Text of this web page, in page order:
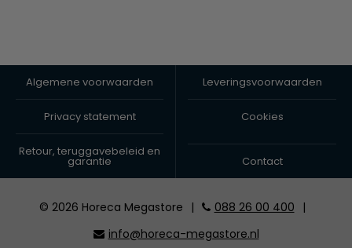
Algemene voorwaarden Leveringsvoorwaarden
Privacy statement Cookies
Retour, teruggavebeleid en
garantie Contact
© 2026 Horeca Megastore | 088 26 00 400
|
info@horeca-megastore.nl